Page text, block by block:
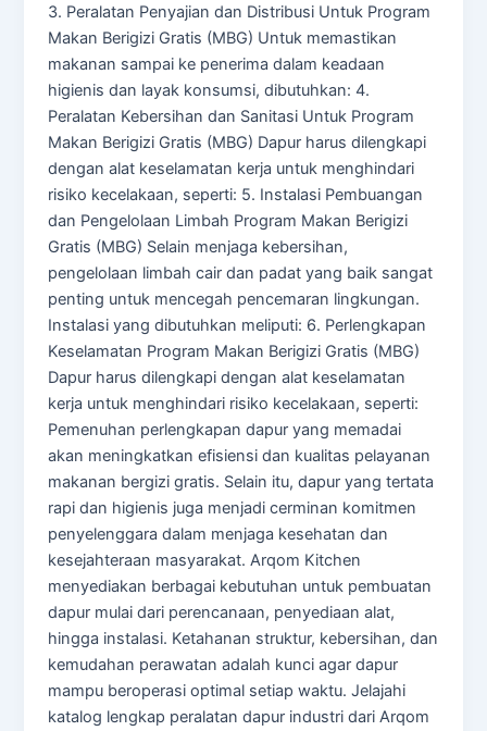
3. Peralatan Penyajian dan Distribusi Untuk Program
Makan Berigizi Gratis (MBG) Untuk memastikan
makanan sampai ke penerima dalam keadaan
higienis dan layak konsumsi, dibutuhkan: 4.
Peralatan Kebersihan dan Sanitasi Untuk Program
Makan Berigizi Gratis (MBG) Dapur harus dilengkapi
dengan alat keselamatan kerja untuk menghindari
risiko kecelakaan, seperti: 5. Instalasi Pembuangan
dan Pengelolaan Limbah Program Makan Berigizi
Gratis (MBG) Selain menjaga kebersihan,
pengelolaan limbah cair dan padat yang baik sangat
penting untuk mencegah pencemaran lingkungan.
Instalasi yang dibutuhkan meliputi: 6. Perlengkapan
Keselamatan Program Makan Berigizi Gratis (MBG)
Dapur harus dilengkapi dengan alat keselamatan
kerja untuk menghindari risiko kecelakaan, seperti:
Pemenuhan perlengkapan dapur yang memadai
akan meningkatkan efisiensi dan kualitas pelayanan
makanan bergizi gratis. Selain itu, dapur yang tertata
rapi dan higienis juga menjadi cerminan komitmen
penyelenggara dalam menjaga kesehatan dan
kesejahteraan masyarakat. Arqom Kitchen
menyediakan berbagai kebutuhan untuk pembuatan
dapur mulai dari perencanaan, penyediaan alat,
hingga instalasi. Ketahanan struktur, kebersihan, dan
kemudahan perawatan adalah kunci agar dapur
mampu beroperasi optimal setiap waktu. Jelajahi
katalog lengkap peralatan dapur industri dari Arqom